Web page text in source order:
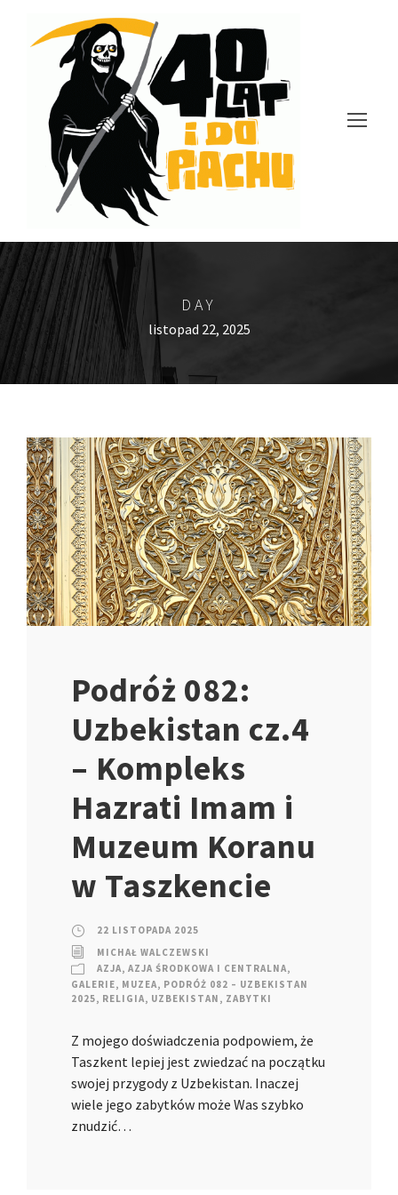
DAY
listopad 22, 2025
Podróż 082:
Uzbekistan cz.4
– Kompleks
Hazrati Imam i
Muzeum Koranu
w Taszkencie
22 LISTOPADA 2025
MICHAŁ WALCZEWSKI
AZJA, AZJA ŚRODKOWA I CENTRALNA,
GALERIE, MUZEA, PODRÓŻ 082 – UZBEKISTAN
2025, RELIGIA, UZBEKISTAN , ZABYTKI
Z mojego doświadczenia podpowiem, że
Taszkent lepiej jest zwiedzać na początku
swojej przygody z Uzbekistan. Inaczej
wiele jego zabytków może Was szybko
znudzić…